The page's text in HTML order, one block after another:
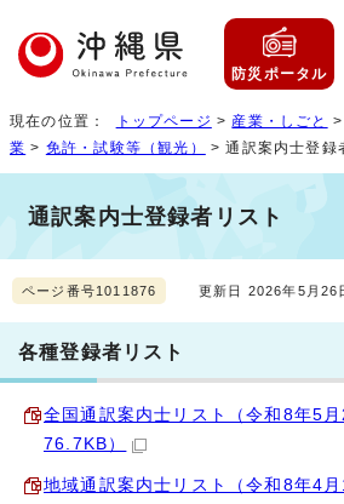
防災ポータル
現在の位置： トップページ > 産業・しごと
業 > 免許・試験等（観光） > 通訳案内士登録
通訳案内士登録者リスト
ページ番号1011876 更新日 2026年5月26
各種登録者リスト
全国通訳案内士リスト（令和8年5
76.7KB）
地域通訳案内士リスト（令和8年4